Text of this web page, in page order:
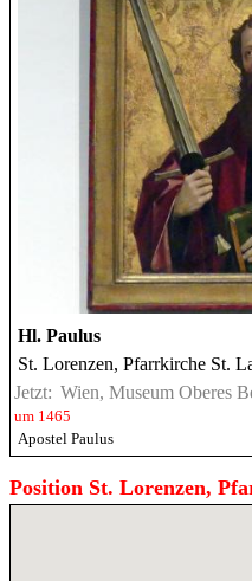
Hl. Paulus
St. Lorenzen, Pfarrkirche St.
Jetzt: Wien, Museum Oberes
um 1465
Apostel Paulus
Position St. Lorenzen,